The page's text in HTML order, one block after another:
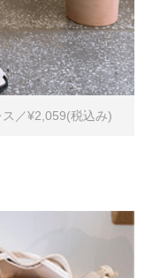
／¥2,059(税込み)